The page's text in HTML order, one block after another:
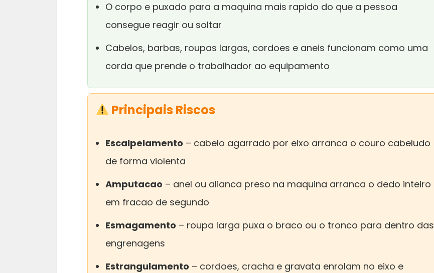
O corpo e puxado para a maquina mais rapido do que a pessoa
consegue reagir ou soltar
Cabelos, barbas, roupas largas, cordoes e aneis funcionam como uma
corda que prende o trabalhador ao equipamento
Principais Riscos
Escalpelamento – cabelo agarrado por eixo arranca o couro cabeludo
de forma violenta
Amputacao – anel ou alianca preso na maquina arranca o dedo inteiro
em fracao de segundo
Esmagamento – roupa larga puxa o braco ou o tronco para dentro das
engrenagens
Estrangulamento – cordoes, cracha e gravata enrolam no eixo e